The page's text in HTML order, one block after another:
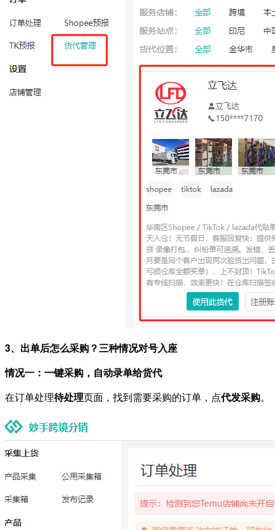
3、出单后怎么采购？三种情况对号入座
情况一：一键采购，自动录单给货代
在订单处理待处理页面，找到需要采购的订单，点代发采购。